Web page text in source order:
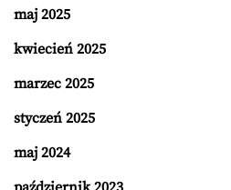
maj 2025
kwiecień 2025
marzec 2025
styczeń 2025
maj 2024